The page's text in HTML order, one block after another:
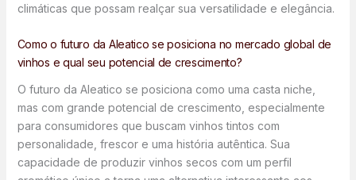
climáticas que possam realçar sua versatilidade e elegância.
Como o futuro da Aleatico se posiciona no mercado global de
vinhos e qual seu potencial de crescimento?
O futuro da Aleatico se posiciona como uma casta niche,
mas com grande potencial de crescimento, especialmente
para consumidores que buscam vinhos tintos com
personalidade, frescor e uma história autêntica. Sua
capacidade de produzir vinhos secos com um perfil